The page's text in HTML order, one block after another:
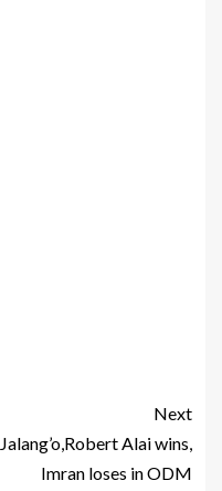
Next
Jalang’o,Robert Alai wins,
Imran loses in ODM